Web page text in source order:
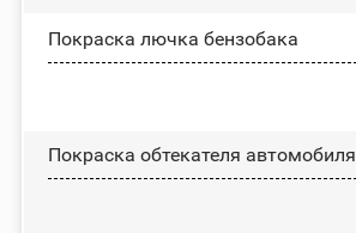
Покраска лючка бензобака
Покраска обтекателя автомобиля